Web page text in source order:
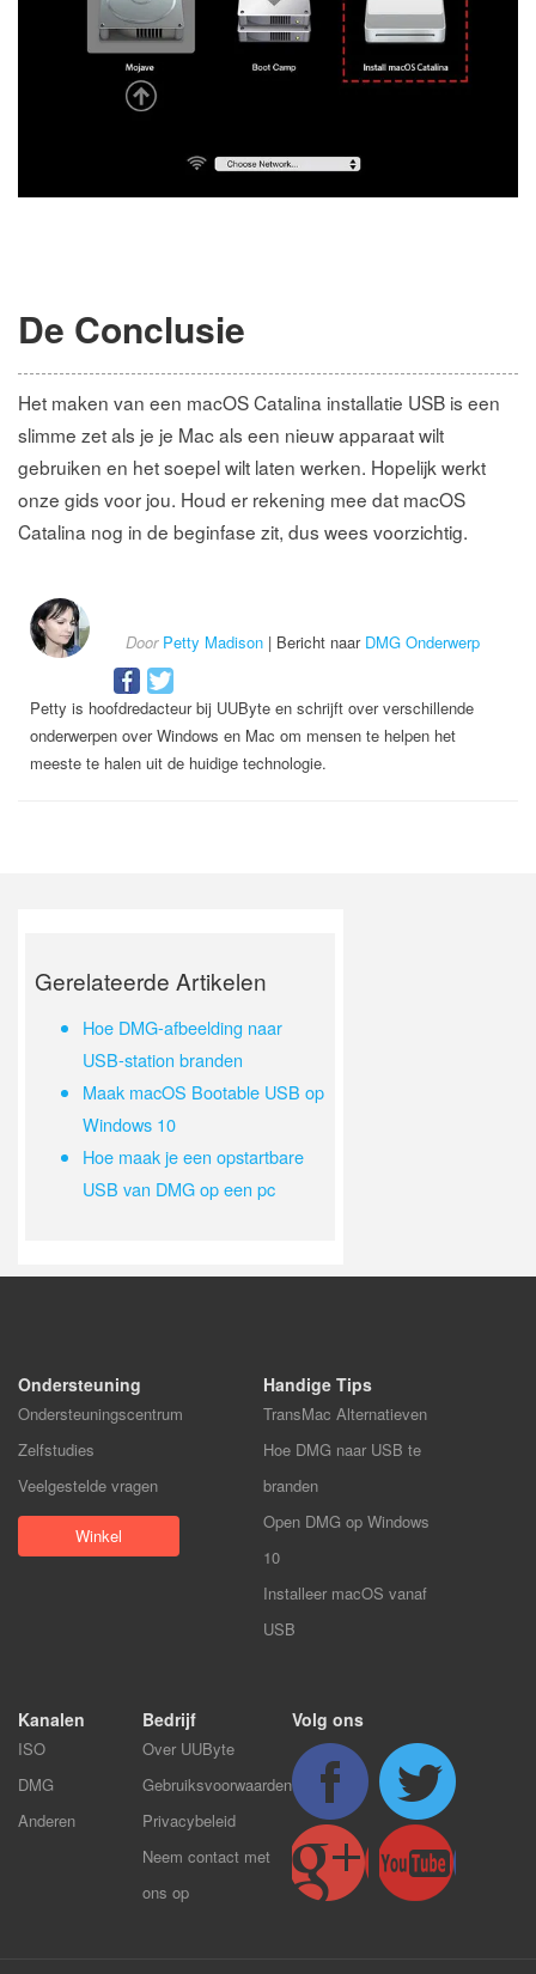
De Conclusie
Het maken van een macOS Catalina installatie USB is een
slimme zet als je je Mac als een nieuw apparaat wilt
gebruiken en het soepel wilt laten werken. Hopelijk werkt
onze gids voor jou. Houd er rekening mee dat macOS
Catalina nog in de beginfase zit, dus wees voorzichtig.
Door Petty Madison | Bericht naar DMG Onderwerp
Petty is hoofdredacteur bij UUByte en schrijft over verschillende
onderwerpen over Windows en Mac om mensen te helpen het
meeste te halen uit de huidige technologie.
Gerelateerde Artikelen
Hoe DMG-afbeelding naar
USB-station branden
Maak macOS Bootable USB op
Windows 10
Hoe maak je een opstartbare
USB van DMG op een pc
Ondersteuning
Ondersteuningscentrum
Zelfstudies
Veelgestelde vragen
Winkel
Handige Tips
TransMac Alternatieven
Hoe DMG naar USB te
branden
Open DMG op Windows
10
Installeer macOS vanaf
USB
Kanalen
ISO
DMG
Anderen
Bedrijf
Over UUByte
Gebruiksvoorwaarden
Privacybeleid
Neem contact met
ons op
Volg ons